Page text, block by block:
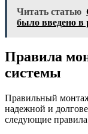
Читать статью
было введено в
Правила
системы
Правильный
надежной и
следующие